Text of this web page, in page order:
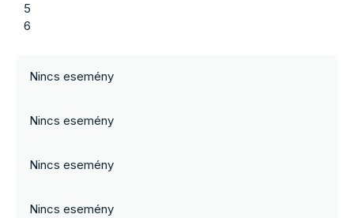
5
6
Nincs esemény
Nincs esemény
Nincs esemény
Nincs esemény